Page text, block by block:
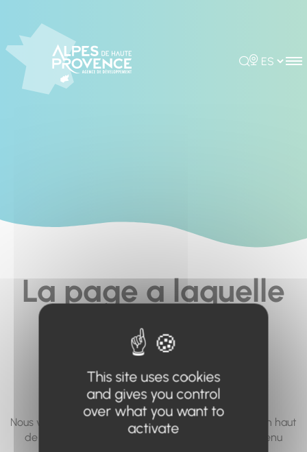
Rechercher
Choisir la
La page a laquelle
vous cherchez à
accéder n'existe
pas... ou plus.
Nous vous invitons à utiliser le moteur de recherche en haut
de page, ou à utiliser le menu pour trouver le contenu
This site uses cookies
and gives you control
over what you want to
activate